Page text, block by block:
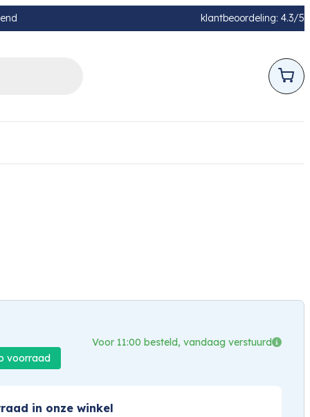
klantbeoordeling: 4.3/5
Voor 11:00 besteld, vandaag verstuurd
voorraad
in onze winkel